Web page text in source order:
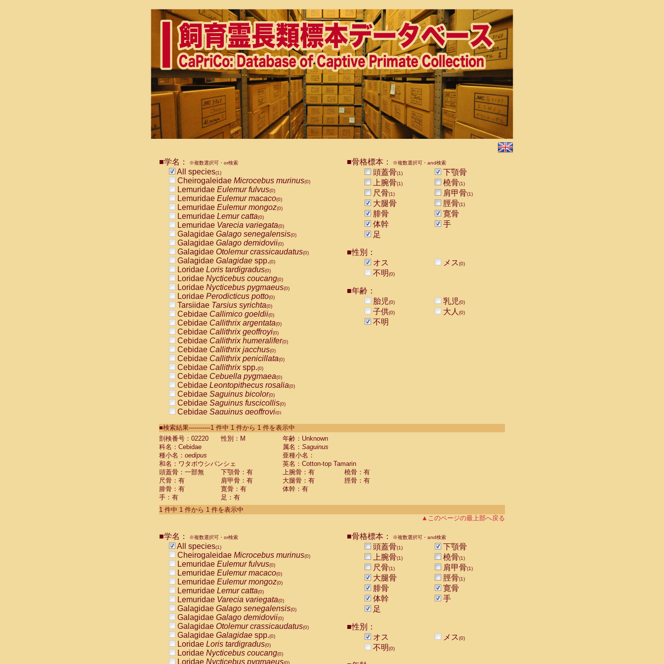
■学名： ※複数選択可・or検索
All species(1)
Cheirogaleidae Microcebus murinus(0)
Lemuridae Eulemur fulvus(0)
Lemuridae Eulemur macaco(0)
Lemuridae Eulemur mongoz(0)
Lemuridae Lemur catta(0)
Lemuridae Varecia variegata(0)
Galagidae Galago senegalensis(0)
Galagidae Galago demidovii(0)
Galagidae Otolemur crassicaudatus(0)
Galagidae Galagidae spp.(0)
Loridae Loris tardigradus(0)
Loridae Nycticebus coucang(0)
Loridae Nycticebus pygmaeus(0)
Loridae Perodicticus potto(0)
Tarsiidae Tarsius syrichta(0)
Cebidae Callimico goeldii(0)
Cebidae Callithrix argentata(0)
Cebidae Callithrix geoffroyi(0)
Cebidae Callithrix humeralifer(0)
Cebidae Callithrix jacchus(0)
Cebidae Callithrix penicillata(0)
Cebidae Callithrixspp.(0)
Cebidae Cebuella pygmaea(0)
Cebidae Leontopithecus rosalia(0)
Cebidae Saguinus bicolor(0)
Cebidae Saguinus fuscicollis(0)
Cebidae Saguinus geoffroyi(0)
CebidaeSaguinus labiatus(0)
Cebidae Saguinus leucopus (0)
Cebidae
Cebidae
CebidaeSaguinus nigricollis (0)
Cebidae Saguinus oedipus
Cebidae Saguinus weddelli
Cebidae Saguinusspp.
Cebidae Aotus trivirgatus
Cebidae Cebus albifrons
CebidaeCebus nigrivittatus
CebidaeCebus
CebidaeSaimiri boliviensis(0)
CebidaeSaimiri sciureus(0)
AtelidaeAlouatta caraya(0)
AtelidaeAlouatta fusca(0)
AtelidaeAlouatta seniculus
AtelidaeAlouattaspp.(0)
AtelidaeAteles belzebuth(0)
AtelidaeAteles geoffroyi(0)
AtelidaeAteles paniscus(0)
AtelidaeAtelesspp.(0)
Atelidae Lagothrix lagothricha
AtelidaeLagothrix lagothricha cana
PitheciidaeCacajao calvus rubicundus
■骨格標本： ※複数選択可・and検索
頭蓋骨(1)
下顎骨
上腕骨(1) 橈骨(1)
尺骨(1) 肩甲骨(1)
大腿骨 脛骨(1)
腓骨
寛骨
体幹
手
足
■性別：
オス
メス(0)
不明(0)
■年齢：
胎児(0) 乳児(0)
子供(0) 大人 (0)
不明
■検索結果-----------1 件中 1 件から 1 件を表示中
剖検番号：02220
性別：M
年齢：Unknown
科名：Cebidae
属名： Saguinus
種小名： oedipus
亜種小名：
和名：ワタボウシパンシェ
英名：Cotton-top Tamarin
頭蓋骨：一部無
下顎骨：有 上腕骨：有
橈骨：有
尺骨：有
肩甲骨：有 大腿骨：有
脛骨：有
腓骨：有
寛骨：有
体幹：有
手：有
足：有
1 件中 1 件から 1 件を表示中
▲このページの最上部へ戻る
■学名： ※複数選択可・or検索
All species(1)
Cheirogaleidae Microcebus murinus(0)
Lemuridae Eulemur fulvus(0)
Lemuridae Eulemur macaco(0)
Lemuridae Eulemur mongoz(0)
Lemuridae Lemur catta(0)
Lemuridae Varecia variegata(0)
Galagidae Galago senegalensis(0)
Galagidae Galago demidovii(0)
Galagidae Otolemur crassicaudatus(0)
Galagidae Galagidae spp.(0)
Loridae Loris tardigradus(0)
Loridae Nycticebus coucang(0)
Loridae Nycticebus pygmaeus(0)
■骨格標本： ※複数選択可・and検索
頭蓋骨(1)
下顎骨
上腕骨(1) 橈骨(1)
尺骨(1) 肩甲骨(1)
大腿骨 脛骨(1)
腓骨
寛骨
体幹
手
足
■性別：
オス
メス(0)
不明(0)